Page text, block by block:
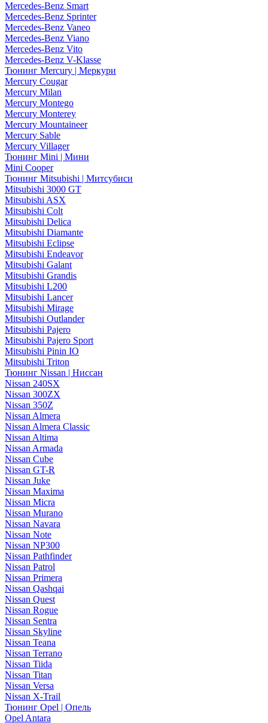
Mercedes-Benz Smart
Mercedes-Benz Sprinter
Mercedes-Benz Vaneo
Mercedes-Benz Viano
Mercedes-Benz Vito
Mercedes-Benz V-Klasse
Тюнинг Mercury | Меркури
Mercury Cougar
Mercury Milan
Mercury Montego
Mercury Monterey
Mercury Mountaineer
Mercury Sable
Mercury Villager
Тюнинг Mini | Мини
Mini Cooper
Тюнинг Mitsubishi | Митсубиси
Mitsubishi 3000 GT
Mitsubishi ASX
Mitsubishi Colt
Mitsubishi Delica
Mitsubishi Diamante
Mitsubishi Eclipse
Mitsubishi Endeavor
Mitsubishi Galant
Mitsubishi Grandis
Mitsubishi L200
Mitsubishi Lancer
Mitsubishi Mirage
Mitsubishi Outlander
Mitsubishi Pajero
Mitsubishi Pajero Sport
Mitsubishi Pinin IO
Mitsubishi Triton
Тюнинг Nissan | Ниссан
Nissan 240SX
Nissan 300ZX
Nissan 350Z
Nissan Almera
Nissan Almera Classic
Nissan Altima
Nissan Armada
Nissan Cube
Nissan GT-R
Nissan Juke
Nissan Maxima
Nissan Micra
Nissan Murano
Nissan Navara
Nissan Note
Nissan NP300
Nissan Pathfinder
Nissan Patrol
Nissan Primera
Nissan Qashqai
Nissan Quest
Nissan Rogue
Nissan Sentra
Nissan Skyline
Nissan Teana
Nissan Terrano
Nissan Tiida
Nissan Titan
Nissan Versa
Nissan X-Trail
Тюнинг Opel | Опель
Opel Antara